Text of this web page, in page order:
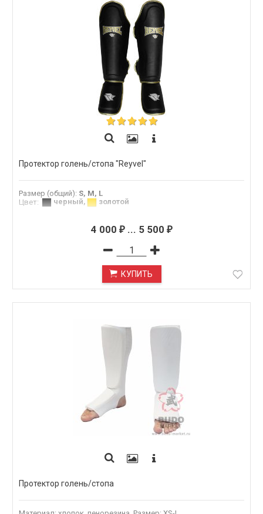
Протектор голень/стопа "Reyvel"
Размер (общий): S, M, L
Цвет: черный, золотой
4 000 ₽... 5 500 ₽
КУПИТЬ
Протектор голень/стопа